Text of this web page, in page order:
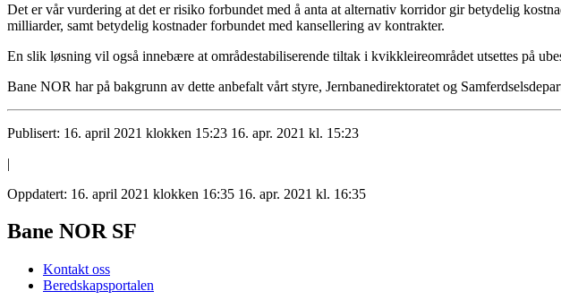
Det er vår vurdering at det er risiko forbundet med å anta at alternativ korridor gir betydelig
milliarder, samt betydelig kostnader forbundet med kansellering av kontrakter.
En slik løsning vil også innebære at områdestabiliserende tiltak i kvikkleireområdet utsettes på
Bane NOR har på bakgrunn av dette anbefalt vårt styre, Jernbanedirektoratet og
Publisert: 16. april 2021 klokken 15:23 16. apr. 2021 kl. 15:23
|
Oppdatert: 16. april 2021 klokken 16:35 16. apr. 2021 kl. 16:35
Bane NOR SF
Kontakt oss
Beredskapsportalen